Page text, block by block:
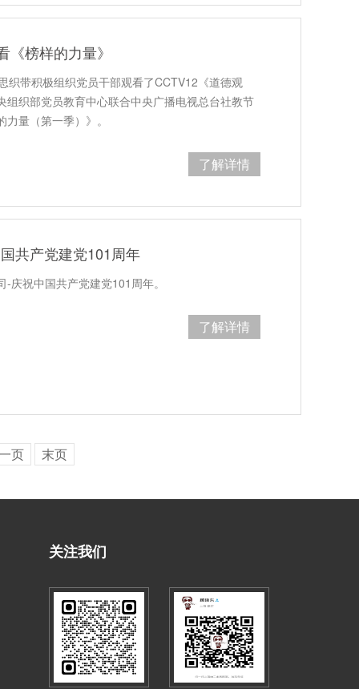
《榜样的力量》
织带积极组织党员干部观看了CCTV12《道德观
组织部党员教育中心联合中央广播电视总台社教节
量（第一季）》。
了解详情
共产党建党101周年
庆祝中国共产党建党101周年。
了解详情
页 末页
关注我们